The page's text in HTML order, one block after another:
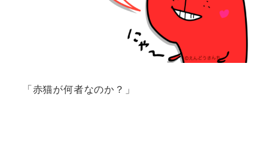
「赤猫が何者なのか？」